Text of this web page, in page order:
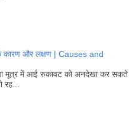
और लक्षण | Causes and
मूत्र में आई रुकावट को अनदेखा कर सकते